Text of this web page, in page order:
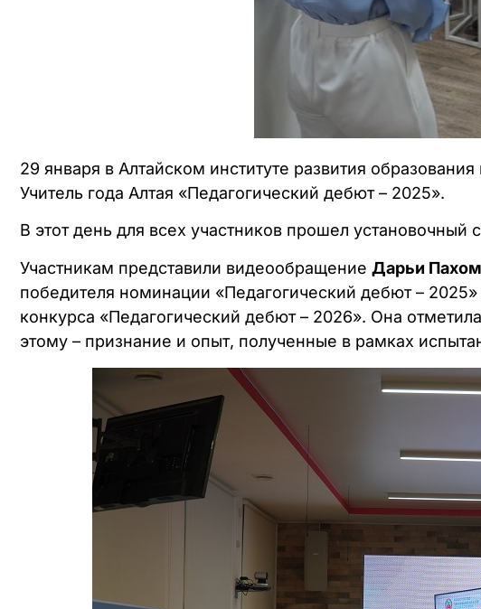
29 января в Алтайском институте развития
Учитель года Алтая «Педагогический дебют – 2025».
В этот день для всех участников прошел
Участникам представили видеообращение Дарьи
победителя номинации «Педагогический дебют – 2025»
конкурса «Педагогический дебют – 2026». Она
этому – признание и опыт, полученные в рамках